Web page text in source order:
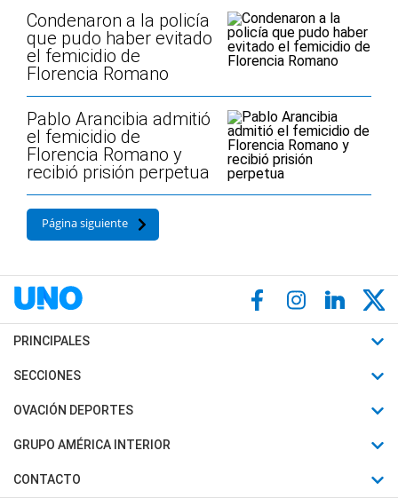
Condenaron a la policía
que pudo haber evitado
el femicidio de
Florencia Romano
Pablo Arancibia admitió
el femicidio de
Florencia Romano y
recibió prisión perpetua
Página siguiente
PRINCIPALES
Últimas Noticias
Política
Judiciales
SECCIONES
Horóscopo
Motores
Trucos caseros
OVACIÓN DEPORTES
Fútbol
Mundial
GRUPO AMÉRICA INTERIOR
Canal 7 en Vivo
CONTACTO